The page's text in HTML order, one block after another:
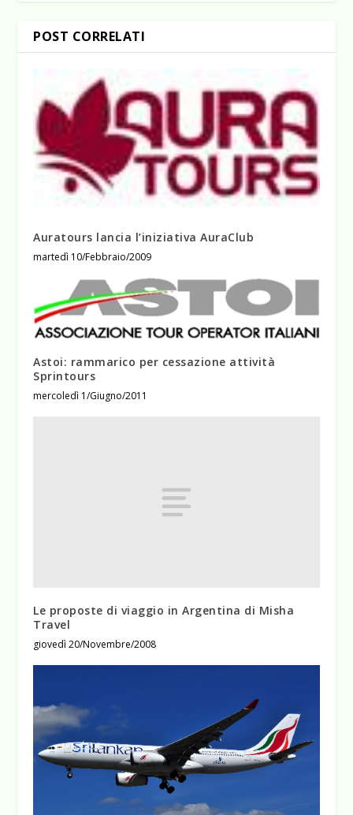
POST CORRELATI
Auratours lancia l’iniziativa AuraClub
martedì 10/Febbraio/2009
Astoi: rammarico per cessazione attività
Sprintours
mercoledì 1/Giugno/2011
Le proposte di viaggio in Argentina di Misha
Travel
giovedì 20/Novembre/2008